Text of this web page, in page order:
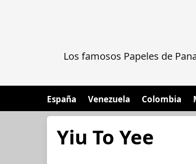
Los famosos Papeles de
España Venezuela Colombia
Yiu To Yee